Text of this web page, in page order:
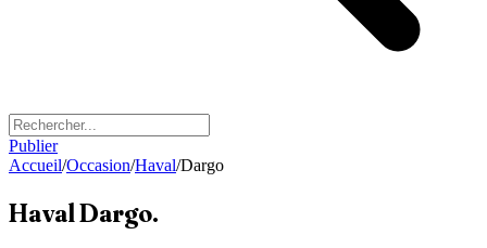
Publier
Accueil/Occasion/Haval/Dargo
HavalDargo.